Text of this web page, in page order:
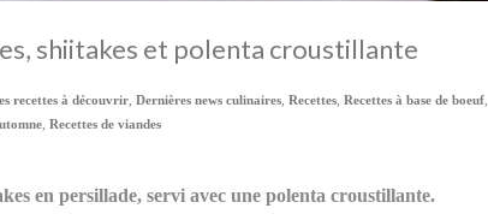
shiitakes et polenta croustillante
recettes à découvrir,Dernières news culinaires,Recettes,Recettes à base de boeuf,
, Recettes de viandes
en persillade, servi avec une polenta croustillante.